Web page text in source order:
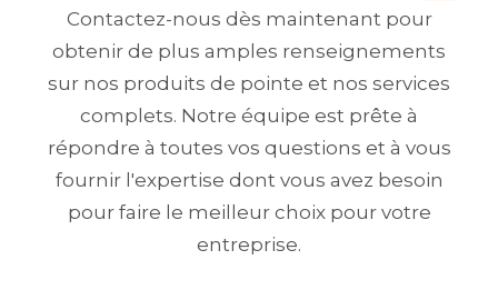
Contactez-nous dès maintenant pour
obtenir de plus amples renseignements
sur nos produits de pointe et nos services
complets. Notre équipe est prête à
répondre à toutes vos questions et à vous
fournir l'expertise dont vous avez besoin
pour faire le meilleur choix pour votre
entreprise.